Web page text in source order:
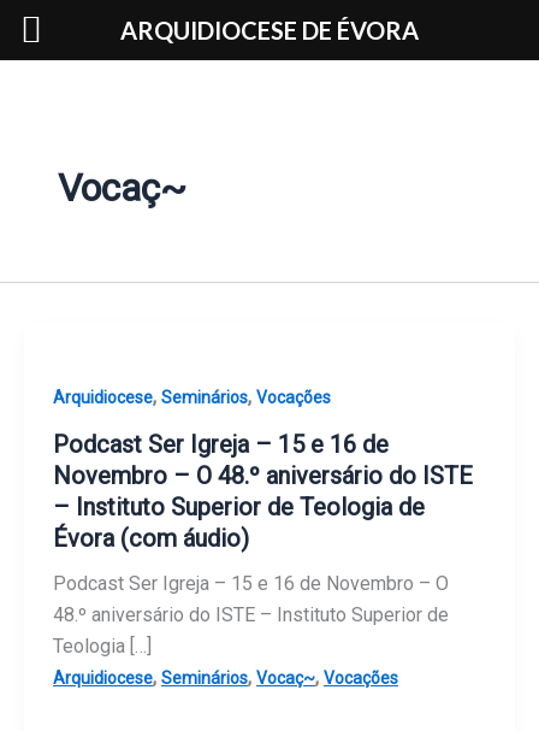
Skip
Vocaç~
Arquidiocese, Seminários, Vocações
Podcast Ser Igreja – 15 e 16 de
Novembro – O 48.º aniversário do ISTE
– Instituto Superior de Teologia de
Évora (com áudio)
Podcast Ser Igreja – 15 e 16 de Novembro – O
48.º aniversário do ISTE – Instituto Superior de
Teologia […]
Arquidiocese, Seminários, Vocaç~, Vocações
ARQUIDIOCESE DE ÉVORA